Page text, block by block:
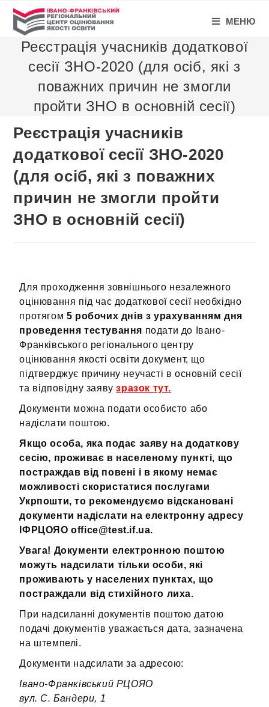
МЕНЮ
Реєстрація учасників додаткової
сесії ЗНО-2020 (для осіб, які з
поважних причин не змогли
пройти ЗНО в основній сесії)
Реєстрація учасників
додаткової сесії ЗНО-2020
(для осіб, які з поважних
причин не змогли пройти
ЗНО в основній сесії)
Для проходження зовнішнього незалежного
оцінювання під час додаткової сесії необхідно
протягом 5 робочих днів з урахуванням дня
проведення тестування подати до Івано-
Франківського регіонального центру
оцінювання якості освіти документ, що
підтверджує причину неучасті в основній сесії
та відповідну заявузразок тут.
Документи можна подати особисто або
надіслати поштою.
Якщо особа, яка подає заяву на додаткову
сесію, проживає в населеному пункті, що
постраждав від повені і в якому немає
можливості скористатися послугами
Укрпошти, то рекомендуємо відскановані
документи надіслати на електронну адресу
ІФРЦОЯОoffice@test.if.ua.
Увага! Документи електронною поштою
можуть надсилати тільки особи, які
проживають у населених пунктах, що
постраждали від стихійного лиха.
При надсиланні документів поштою датою
подачі документів уважається дата, зазначена
на штемпелі.
Документи надсилати за адресою:
Івано-Франківський РЦОЯО
вул. С. Бандери, 1